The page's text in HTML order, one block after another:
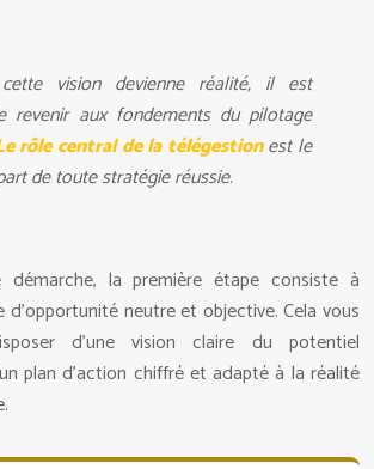
vision devienne réalité, il est
revenir aux fondements du pilotage
rôle central de la télégestionest le
de toute stratégie réussie.
la première étape consiste à
neutre et objective. Cela vous
d’une vision claire du potentiel
plan d’action chiffré et adapté à la réalité